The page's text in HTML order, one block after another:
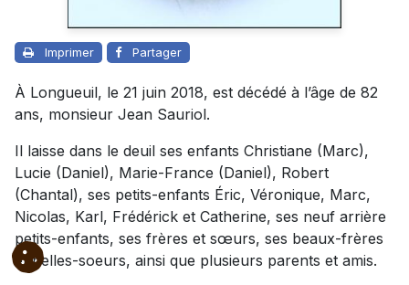
Imprimer Partager
À Longueuil, le 21 juin 2018, est décédé à l’âge de 82
ans, monsieur Jean Sauriol.
Il laisse dans le deuil ses enfants Christiane (Marc),
Lucie (Daniel), Marie-France (Daniel), Robert
(Chantal), ses petits-enfants Éric, Véronique, Marc,
Nicolas, Karl, Frédérick et Catherine, ses neuf arrière
petits-enfants, ses frères et sœurs, ses beaux-frères
et belles-soeurs, ainsi que plusieurs parents et amis.